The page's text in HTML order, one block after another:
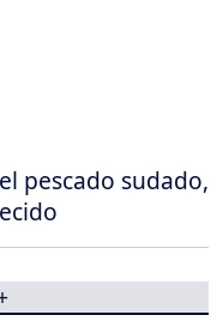
pescado sudado,